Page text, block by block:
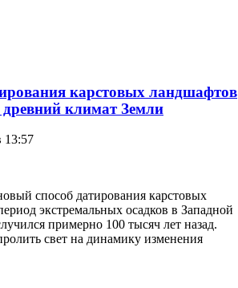
карстовых ландшафтов
климат Земли
13:57
способ датирования карстовых
экстремальных осадков в Западной
примерно 100 тысяч лет назад.
свет на динамику изменения